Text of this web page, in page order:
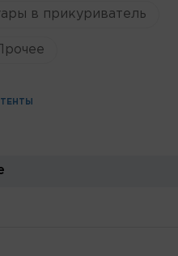
в прикуриватель